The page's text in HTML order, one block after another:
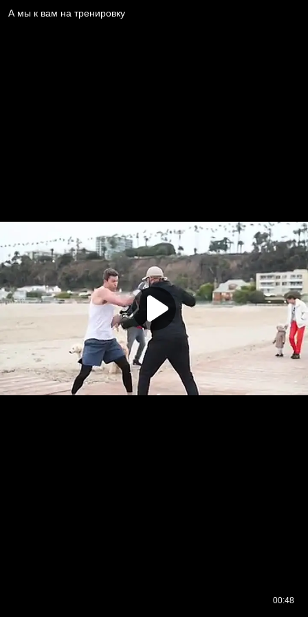
00:48
А мы к вам на тренировку